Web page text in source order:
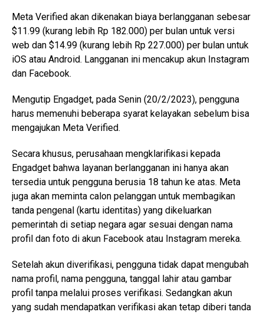
Meta Verified akan dikenakan biaya berlangganan sebesar
$11.99 (kurang lebih Rp 182.000) per bulan untuk versi
web dan $14.99 (kurang lebih Rp 227.000) per bulan untuk
iOS atau Android. Langganan ini mencakup akun Instagram
dan Facebook.
Mengutip Engadget, pada Senin (20/2/2023), pengguna
harus memenuhi beberapa syarat kelayakan sebelum bisa
mengajukan Meta Verified.
Secara khusus, perusahaan mengklarifikasi kepada
Engadget bahwa layanan berlangganan ini hanya akan
tersedia untuk pengguna berusia 18 tahun ke atas. Meta
juga akan meminta calon pelanggan untuk membagikan
tanda pengenal (kartu identitas) yang dikeluarkan
pemerintah di setiap negara agar sesuai dengan nama
profil dan foto di akun Facebook atau Instagram mereka.
Setelah akun diverifikasi, pengguna tidak dapat mengubah
nama profil, nama pengguna, tanggal lahir atau gambar
profil tanpa melalui proses verifikasi. Sedangkan akun
yang sudah mendapatkan verifikasi akan tetap diberi tanda